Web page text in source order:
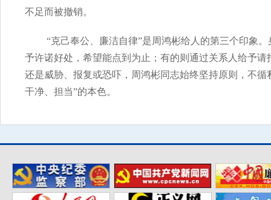
不足而被撤销。
“克己奉公、廉洁自律”是周鸿彬给人的第三个印象
予许诺好处，希望能点到为止；有的则通过关系人给予
还是威胁、报复或恐吓，周鸿彬同志始终坚持原则，不
干净、担当”的本色。